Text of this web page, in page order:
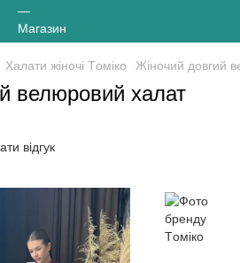
Халати жіночі Tоміко Жіночий довгий
велюровий халат
відгук